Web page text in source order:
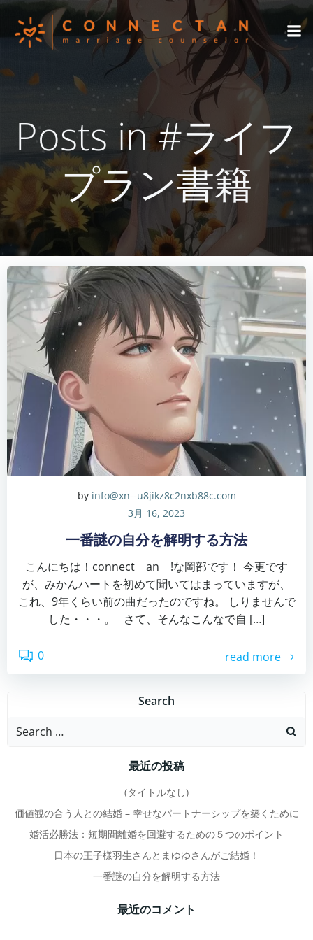
ン
テ
ン
キ
ッ
Posts in #ライフ
プラン書籍
by info@xn--u8jikz8c2nxb88c.com
3月 16, 2023
一番謎の自分を解明する方法
こんにちは！connect an !な岡部です！ 今更です
が、みかんハートを初めて聞いてはまっていますが、
これ、9年くらい前の曲だったのですね。 しりませんで
した・・・。 さて、そんなこんなで自 […]
0 read more
Search
Search
最近の投稿
(タイトルなし)
価値観の合う人との結婚 – 幸せなパートナーシップを築くために
婚活必勝法：短期間離婚を回避するための５つのポイント
日本の王子様羽生さんとまゆゆさんがご結婚！
一番謎の自分を解明する方法
最近のコメント